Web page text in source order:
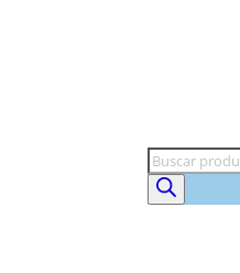
Búsqueda
de
productos